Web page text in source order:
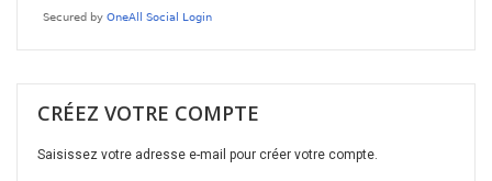
CRÉEZ VOTRE COMPTE
Saisissez votre adresse e-mail pour créer votre compte.